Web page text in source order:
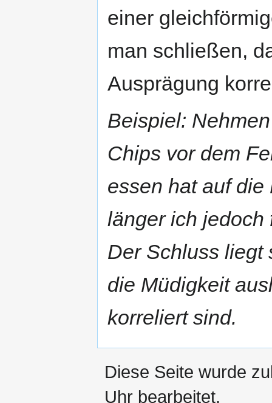
einer
man schließen,
Ausprägung
Beispiel:
Chips vor dem
essen hat auf
länger ich jedoch
Der Schluss liegt
die Müdigkeit
korreliert sind.
Diese Seite wurde
Uhr bearbeitet.